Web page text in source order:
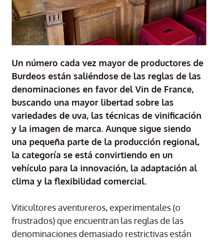
Un número cada vez mayor de productores de
Burdeos están saliéndose de las reglas de las
denominaciones en favor del Vin de France,
buscando una mayor libertad sobre las
variedades de uva, las técnicas de vinificación
y la imagen de marca. Aunque sigue siendo
una pequeña parte de la producción regional,
la categoría se está convirtiendo en un
vehículo para la innovación, la adaptación al
clima y la flexibilidad comercial.
Viticultores aventureros, experimentales (o
frustrados) que encuentran las reglas de las
denominaciones demasiado restrictivas están